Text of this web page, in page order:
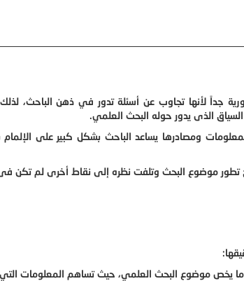
جداً لأنها تجاوب عن أسئلة تدور في ذهن الباحث،
الذى يدور حوله البحث العلمي.
ومصادرها يساعد الباحث بشكل كبير على الإلمام
تطور موضوع البحث وتلفت نظره إلى نقاط أخرى لم تكن
ما يخص موضوع البحث العلمي، حيث تساهم المعلومات